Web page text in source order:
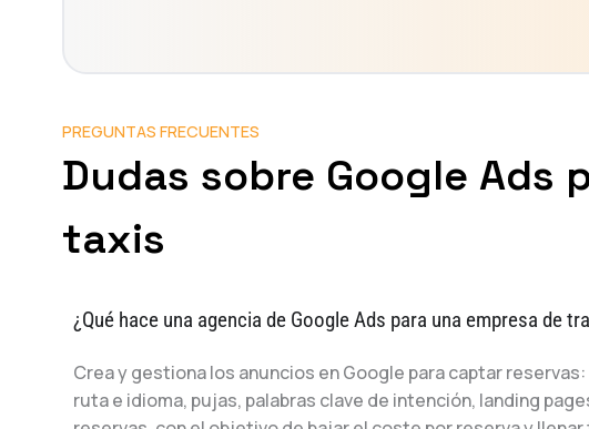
PREGUNTAS FRECUENTES
Dudas sobre Google Ads
taxis
¿Qué hace una agencia de Google Ads para una empresa de
Crea y gestiona los anuncios en Google para captar
ruta e idioma, pujas, palabras clave de intención, landing